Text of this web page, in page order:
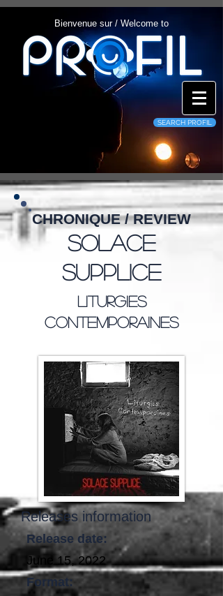
Bienvenue sur / Welcome to
SEARCH PROFIL
CHRONIQUE / REVIEW
Solace
Supplice
Liturgies
Contemporaines
Releases information
Release date:
June 15, 2022
Format: